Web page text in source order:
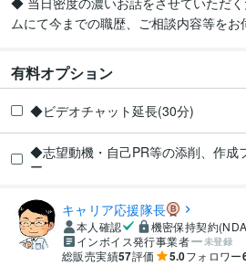
有料オプション
◆ビデオチャット延長(30分)
◆志望動機・自己PR等の添削、作成
ー
キャリア応援隊長
本人確認
機密保持契約
インボイス発行事業者
未登録
総販売実績57評価 5.0フォロワー